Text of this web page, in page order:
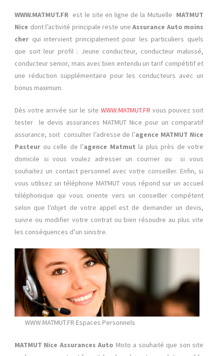
WWW.MATMUT.FR est le site en ligne de la Mutuelle MATMUT
Nice dont l’activité principale reste une Assurance Auto moins
cher qui intervient principalement pour les particuliers quels
que soit leur profil : Jeune conducteur, conducteur malussé,
conducteur senior, mais avec bien entendu un tarif compétitif et
une réduction supplémentaire pour les conducteurs avec un
bonus maximum.
Dès votre arrivée sur le site WWW.MATMUT.FR vous pouvez soit
tester le devis assurances MATMUT Nice pour un comparatif
assurance, soit consulter l’adresse de l’agence MATMUT Nice
Pasteur ou celle de l’agence Matmut la plus près de votre
domicile si vous voulez adresser un courrier ou si vous
souhaitez un contact personnel avec votre conseiller. Enfin, si
vous utilisez un téléphone MATMUT vous répond sur un accueil
téléphonique qui vous oriente vers un conseiller compétent
selon que l’objet de votre appel est de demander un devis,
suivre ou modifier votre contrat ou bien résoudre au plus vite
les conséquences d’un sinistre.
WWW.MATMUT.FR Espaces Personnels
MATMUT Nice Assurances Auto Moto a souhaité que son site